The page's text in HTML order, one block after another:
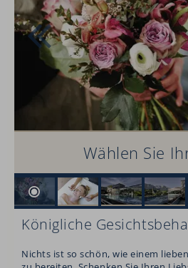
Wählen Sie
Königliche
Nichts ist so schön, wie einem